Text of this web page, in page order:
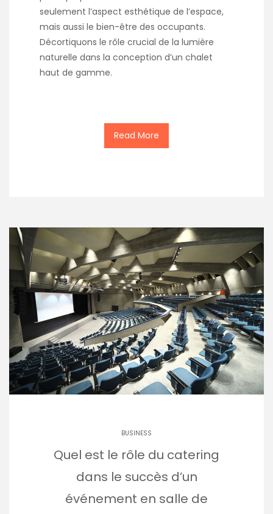
seulement l’aspect esthétique de l’espace,
mais aussi le bien-être des occupants.
Décortiquons le rôle crucial de la lumière
naturelle dans la conception d’un chalet
haut de gamme.
Read More
BUSINESS
Quel est le rôle du catering
dans le succès d’un
événement en salle de